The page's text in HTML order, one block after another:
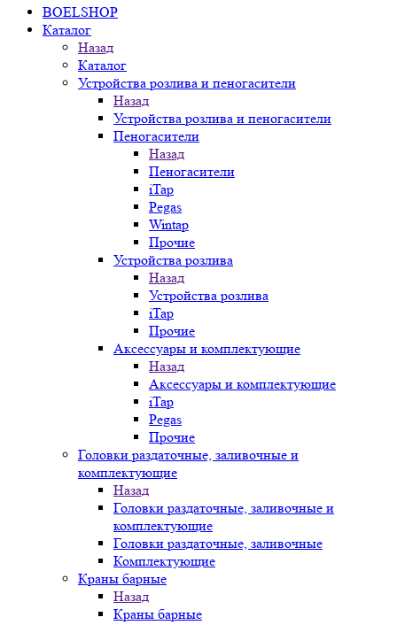
BOELSHOP
Каталог
Назад
Каталог
Устройства розлива и пеногасители
Назад
Устройства розлива и пеногасители
Пеногасители
Назад
Пеногасители
iTap
Pegas
Wintap
Прочие
Устройства розлива
Назад
Устройства розлива
iTap
Прочие
Аксессуары и комплектующие
Назад
Аксессуары и комплектующие
iTap
Pegas
Прочие
Головки раздаточные, заливочные и
комплектующие
Назад
Головки раздаточные, заливочные и
комплектующие
Головки раздаточные, заливочные
Комплектующие
Краны барные
Назад
Краны барные